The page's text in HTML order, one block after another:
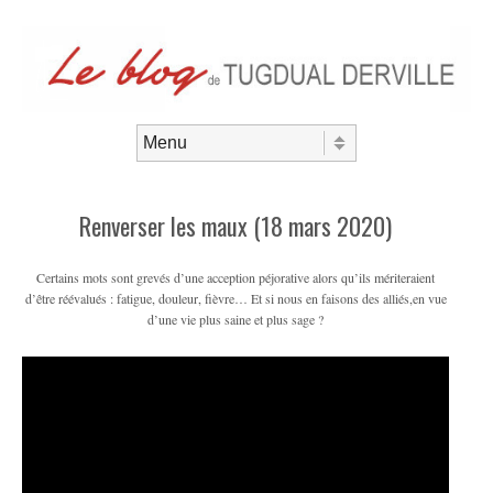
Renverser les maux (18 mars 2020)
Certains mots sont grevés d’une acception péjorative alors qu’ils mériteraient
d’être réévalués : fatigue, douleur, fièvre… Et si nous en faisons des alliés,en vue
d’une vie plus saine et plus sage ?